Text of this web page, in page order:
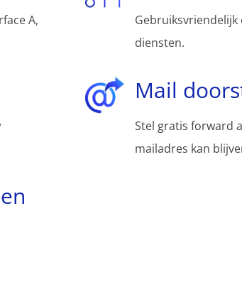
A,
diensten.
Mail
Stel gratis forward
mailadres kan